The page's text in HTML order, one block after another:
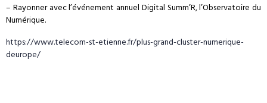
– Rayonner avec l’événement annuel Digital Summ’R, l’Observatoire du
Numérique.
https://www.telecom-st-etienne.fr/plus-grand-cluster-numerique-
deurope/